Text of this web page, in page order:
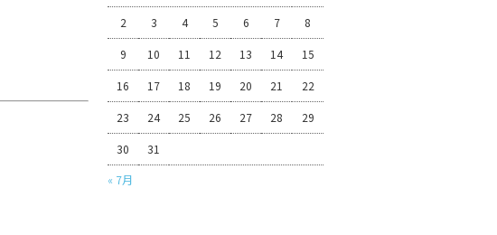
« 7月
2 3 4 5 6 7 8
9 10 11 12 13 14 15
16 17 18 19 20 21 22
23 24 25 26 27 28 29
30 31